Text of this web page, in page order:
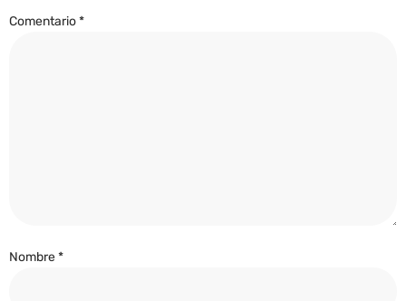
Comentario*
Nombre*